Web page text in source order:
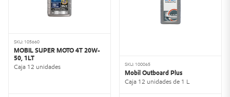
SKU: 105660
MOBIL SUPER MOTO 4T 20W-
50, 1LT
Caja 12 unidades
SKU: 100065
Mobil Outboard Plus
Caja 12 unidades de 1 L